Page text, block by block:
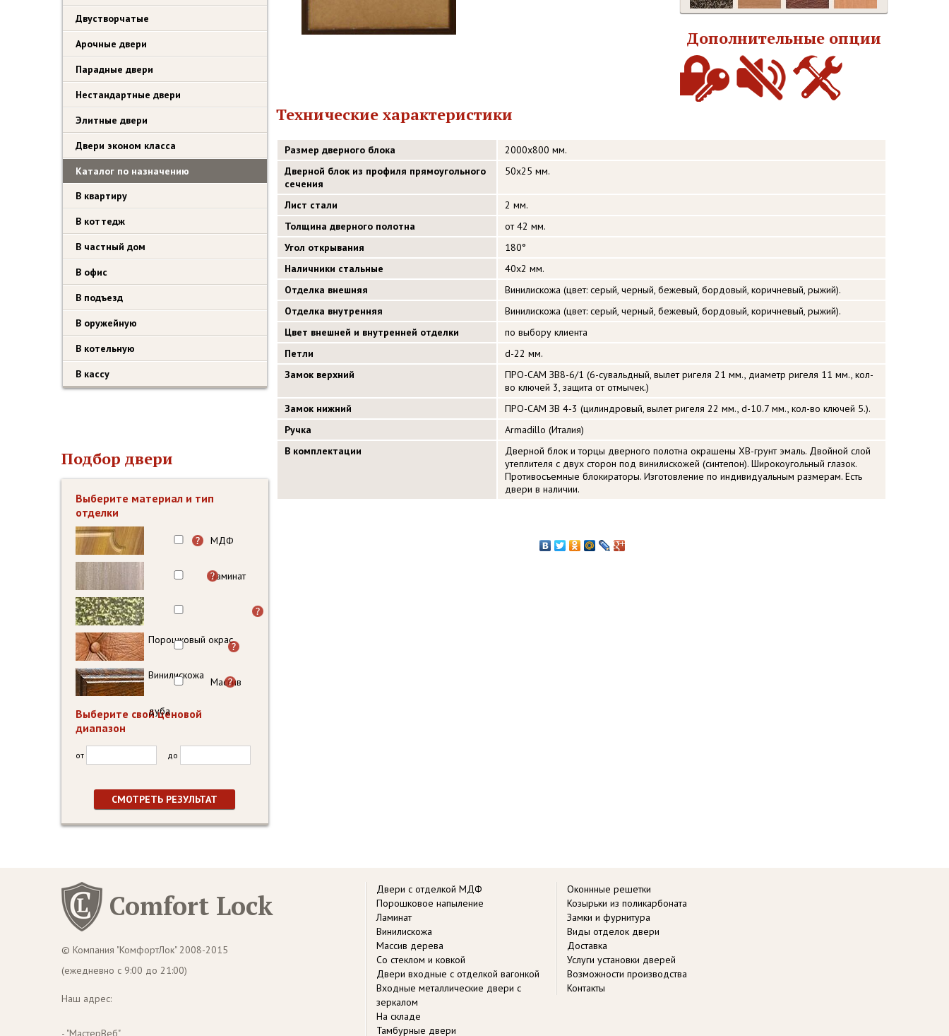
Дополнительные опции
Технические характеристики
Размер дверного блока
2000х800 мм.
Дверной блок из профиля прямоугольного
сечения
50х25 мм.
Лист стали
2 мм.
Толщина дверного полотна
от 42 мм.
Угол открывания
180°
Наличники стальные
40х2 мм.
Отделка внешняя
Винилискожа (цвет: серый, черный, бежевый, бордовый, коричневый, рыжий).
Отделка внутренняя
Винилискожа (цвет: серый, черный, бежевый, бордовый, коричневый, рыжий).
Цвет внешней и внутренней отделки
по выбору клиента
Петли
d-22 мм.
Замок верхний
ПРО-САМ ЗВ8-6/1 (6-сувальдный, вылет ригеля 21 мм., диаметр ригеля 11 мм., кол-
во ключей 3, защита от отмычек.)
Замок нижний
ПРО-САМ ЗВ 4-3 (цилиндровый, вылет ригеля 22 мм., d-10.7 мм., кол-во ключей 5.).
Ручка
Armadillo (Италия)
В комплектации
Дверной блок и торцы дверного полотна окрашены ХВ-грунт эмаль. Двойной слой
утеплителя с двух сторон под винилискожей (синтепон). Широкоугольный глазок.
Противосъемные блокираторы. Изготовление по индивидуальным размерам. Есть
двери в наличии.
Двустворчатые
Арочные двери
Парадные двери
Нестандартные двери
Элитные двери
Двери эконом класса
Каталог по назначению
В квартиру
В коттедж
В частный дом
В офис
В подъезд
В оружейную
В котельную
В кассу
Подбор двери
Выберите материал и тип
отделки
МДФ
Ламинат
Порошковый окрас
Винилискожа
Массив
дуба
Выберите свой ценовой
диапазон
от до
Comfort Lock
© Компания "КомфортЛок" 2008-2015
(ежедневно с 9:00 до 21:00)
Наш адрес:
- "МастерВеб"
Двери с отделкой МДФ
Порошковое напыление
Ламинат
Винилискожа
Массив дерева
Со стеклом и ковкой
Двери входные с отделкой вагонкой
Входные металлические двери с
зеркалом
На складе
Тамбурные двери
Оконнные решетки
Козырьки из поликарбоната
Замки и фурнитура
Виды отделок двери
Доставка
Услуги установки дверей
Возможности производства
Контакты